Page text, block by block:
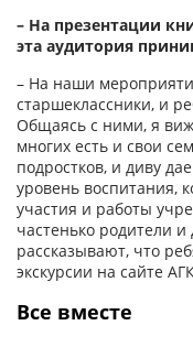
– На презентации
эта аудитория
– На наши
старшеклассники, и
Об­щаясь с ними, я
многих есть и свои
подростков, и диву
уровень воспитания,
участия и работы
частенько родители
рассказывают, что
экскурсии на сайте
Все вместе